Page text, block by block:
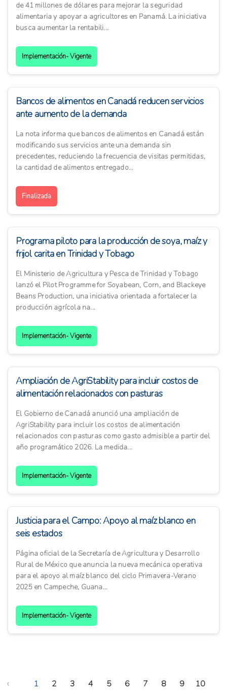
de 41 millones de dólares para mejorar la seguridad
alimentaria y apoyar a agricultores en Panamá. La iniciativa
busca aumentar la rentabili...
Implementación- Vigente
Bancos de alimentos en Canadá reducen servicios
ante aumento de la demanda
La nota informa que bancos de alimentos en Canadá están
modificando sus servicios ante una demanda sin
precedentes, reduciendo la frecuencia de visitas permitidas,
la cantidad de alimentos entregado...
Finalizada
Programa piloto para la producción de soya, maíz y
frijol carita en Trinidad y Tobago
El Ministerio de Agricultura y Pesca de Trinidad y Tobago
lanzó el Pilot Programme for Soyabean, Corn, and Blackeye
Beans Production, una iniciativa orientada a fortalecer la
producción agrícola na...
Implementación- Vigente
Ampliación de AgriStability para incluir costos de
alimentación relacionados con pasturas
El Gobierno de Canadá anunció una ampliación de
AgriStability para incluir los costos de alimentación
relacionados con pasturas como gasto admisible a partir del
año programático 2026. La medida...
Implementación- Vigente
Justicia para el Campo: Apoyo al maíz blanco en
seis estados
Página oficial de la Secretaría de Agricultura y Desarrollo
Rural de México que anuncia la nueva mecánica operativa
para el apoyo al maíz blanco del ciclo Primavera-Verano
2025 en Campeche, Guana...
Implementación- Vigente
‹ 1 2 3 4 5 6 7 8 9 10